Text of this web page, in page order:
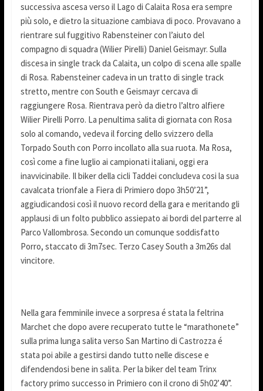
successiva ascesa verso il Lago di Calaita Rosa era sempre
più solo, e dietro la situazione cambiava di poco. Provavano a
rientrare sul fuggitivo Rabensteiner con l’aiuto del
compagno di squadra (Wilier Pirelli) Daniel Geismayr. Sulla
discesa in single track da Calaita, un colpo di scena alle spalle
di Rosa. Rabensteiner cadeva in un tratto di single track
stretto, mentre con South e Geismayr cercava di
raggiungere Rosa. Rientrava però da dietro l’altro alfiere
Wilier Pirelli Porro. La penultima salita di giornata con Rosa
solo al comando, vedeva il forcing dello svizzero della
Torpado South con Porro incollato alla sua ruota. Ma Rosa,
così come a fine luglio ai campionati italiani, oggi era
inavvicinabile. Il biker della cicli Taddei concludeva cosi la sua
cavalcata trionfale a Fiera di Primiero dopo 3h50’21”,
aggiudicandosi così il nuovo record della gara e meritando gli
applausi di un folto pubblico assiepato ai bordi del parterre al
Parco Vallombrosa. Secondo un comunque soddisfatto
Porro, staccato di 3m7sec. Terzo Casey South a 3m26s dal
vincitore.
Nella gara femminile invece a sorpresa é stata la feltrina
Marchet che dopo avere recuperato tutte le “marathonete”
sulla prima lunga salita verso San Martino di Castrozza é
stata poi abile a gestirsi dando tutto nelle discese e
difendendosi bene in salita. Per la biker del team Trinx
factory primo successo in Primiero con il crono di 5h02’40”.